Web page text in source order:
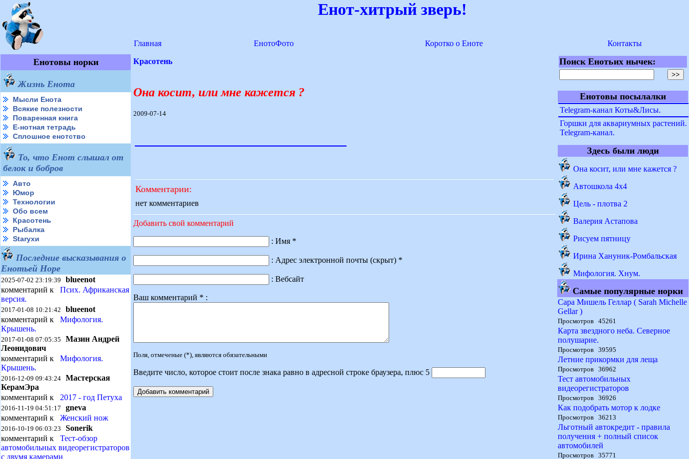
Енот-хитрый зверь!
Главная ЕнотоФото Коротко о Еноте Контакты
Енотовы норки
Жизнь Енота
Мысли Енота
Всякие полезности
Поваренная книга
Е-нотная тетрадь
Сплошное енотство
То, что Енот слышал от
белок и бобров
Авто
Юмор
Технологии
Обо всем
Красотень
Рыбалка
Starухи
Последние высказывания о
Енотьей Норе
2025-07-02 23:19:39 blueenot
комментарий к Псих. Африканская
версия.
2017-01-08 10:21:42 blueenot
комментарий к Мифология.
Крышень.
2017-01-08 07:05:35 Мазин Андрей
Леонидович
комментарий к Мифология.
Крышень.
2016-12-09 09:43:24 Мастерская
КерамЭра
комментарий к 2017 - год Петуха
2016-11-19 04:51:17 gneva
комментарий к Женский нож
2016-10-19 06:03:23 Sonerik
комментарий к Тест-обзор
автомобильных видеорегистраторов
с двумя камерами
Красотень
Она косит, или мне кажется ?
2009-07-14
Комментарии:
нет комментариев
Добавить свой комментарий
: Имя *
: Адрес электронной почты (скрыт) *
: Вебсайт
Ваш комментарий * :
Поля, отмеченые (*), являются обязательными
Введите число, которое стоит после знака равно в адресной строке браузера, плюс 5
Поиск Енотьих нычек:
Енотовы посылалки
Telegram-канал Коты&Лисы.
Горшки для аквариумных растений.
Telegram-канал.
Здесь были люди
Она косит, или мне кажется ?
Автошкола 4x4
Цель - плотва 2
Валерия Астапова
Рисуем пятницу
Ирина Хануник-Ромбальская
Мифология. Хнум.
Самые популярные норки
Сара Мишель Геллар ( Sarah Michelle
Gellar )
Просмотров 45261
Карта звездного неба. Северное
полушарие.
Просмотров 39595
Летние прикормки для леща
Просмотров 36962
Тест автомобильных
видеорегистраторов
Просмотров 36926
Как подобрать мотор к лодке
Просмотров 36213
Льготный автокредит - правила
получения + полный список
автомобилей
Просмотров 35771